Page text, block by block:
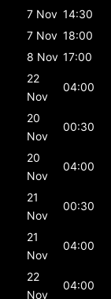
7 Nov 14:30
7 Nov 18:00
8 Nov 17:00
22
Nov
04:00
20
Nov
00:30
20
Nov
04:00
21
Nov
00:30
21
Nov
04:00
22
Nov
04:00